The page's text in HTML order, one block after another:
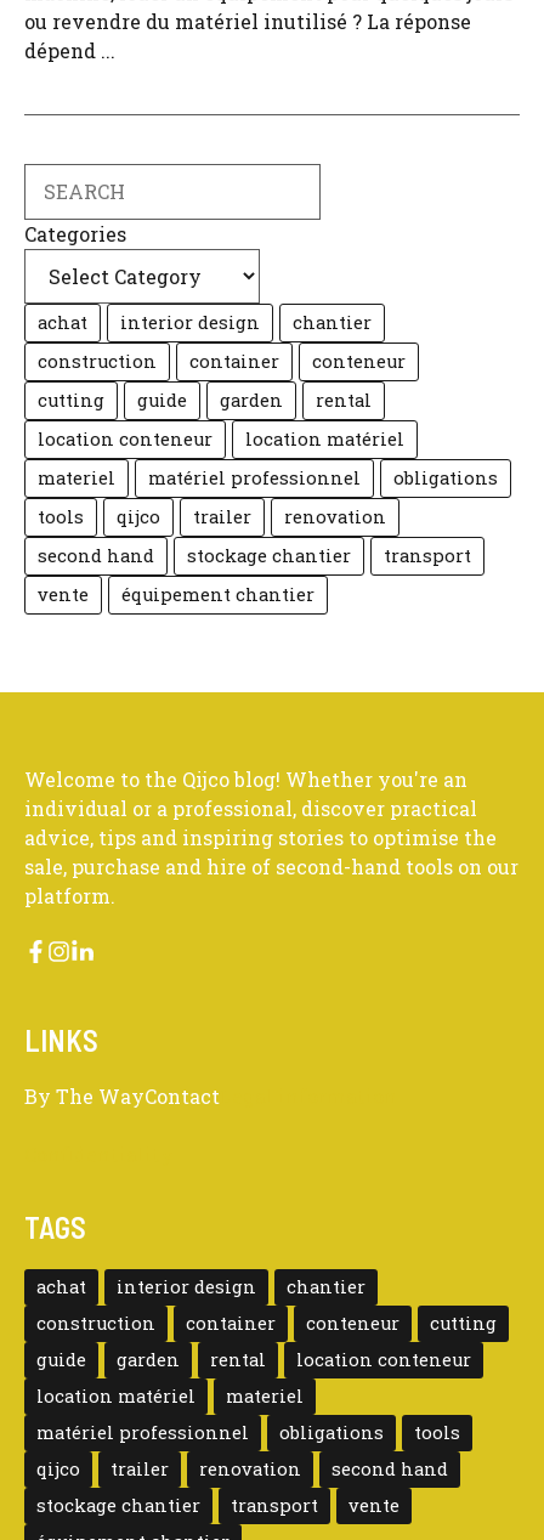
ou revendre du matériel inutilisé ? La réponse
dépend ...
Categories
achat interior design
chantier
construction
container
conteneur
cutting
guide garden
rental
location conteneur
location matériel
materiel
matériel professionnel
obligations
tools
qijco trailer
renovation
second hand
stockage chantier
transport
vente
équipement chantier
Welcome to the Qijco blog! Whether you're an
individual or a professional, discover practical
advice, tips and inspiring stories to optimise the
sale, purchase and hire of second-hand tools on our
platform.
LINKS
By The WayContact
TAGS
achat interior design
chantier
construction
container conteneur
cutting
guide
garden rental
location conteneur
location matériel
materiel
matériel professionnel
obligations
tools
qijco
trailer renovation
second hand
stockage chantier
transport
vente